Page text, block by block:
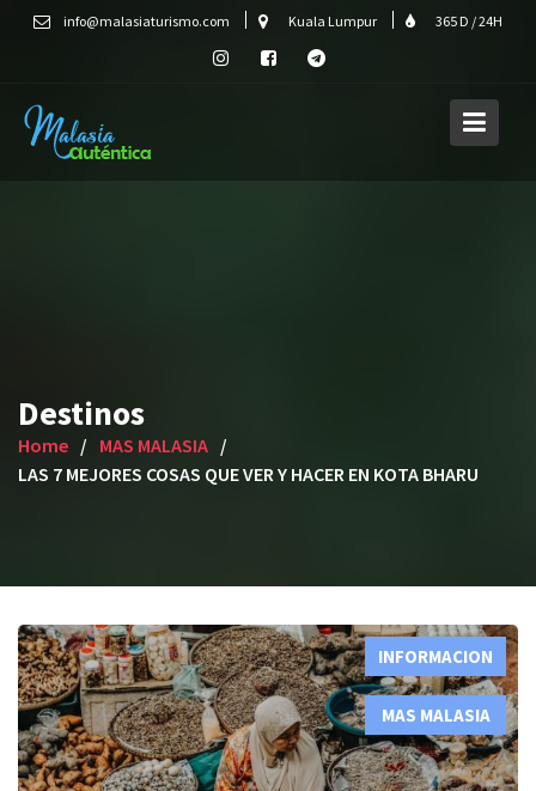
info@malasiaturismo.com Kuala Lumpur 365 D / 24H
Destinos
Home
MAS MALASIA
LAS 7 MEJORES COSAS QUE VER Y HACER EN KOTA BHARU
INFORMACION
,
MAS MALASIA